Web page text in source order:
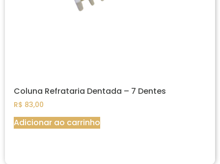
Coluna Refrataria Dentada – 7 Dentes
R$ 83,00
Adicionar ao carrinho